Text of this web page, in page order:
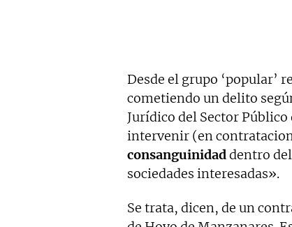
Desde el grupo ‘popular’
cometiendo un delito
Jurídico del Sector Público
intervenir (en
consanguinidaddentro
sociedades interesadas».
Se trata, dicen, de un